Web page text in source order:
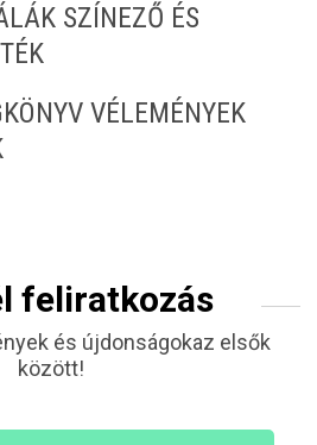
SZÍNEZŐ ÉS
VÉLEMÉNYEK
feliratkozás
és újdonságokaz elsők
között!